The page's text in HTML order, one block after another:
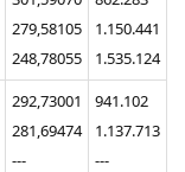
279,58105
248,78055
1.150.441
1.535.124
292,73001
281,69474
---
941.102
1.137.713
---